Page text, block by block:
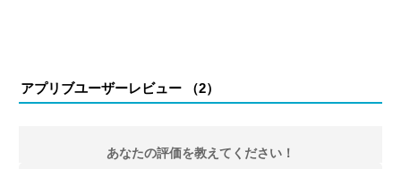
アプリブユーザーレビュー （2）
あなたの評価を教えてください！